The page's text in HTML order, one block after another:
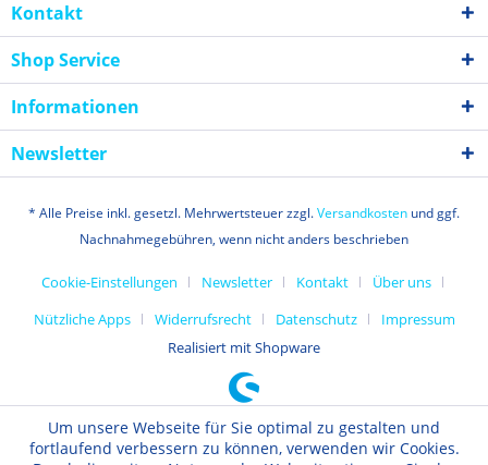
Kontakt
Shop Service
Informationen
Newsletter
* Alle Preise inkl. gesetzl. Mehrwertsteuer zzgl.Versandkosten und ggf.
Nachnahmegebühren, wenn nicht anders beschrieben
Cookie-Einstellungen Newsletter Kontakt
Über uns
Nützliche Apps
Widerrufsrecht Datenschutz
Impressum
Realisiert mit Shopware
Um unsere Webseite für Sie optimal zu gestalten und
fortlaufend verbessern zu können, verwenden wir Cookies.